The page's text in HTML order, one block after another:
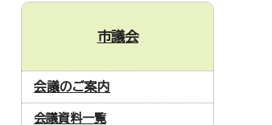
市議会
会議のご案内
会議資料一覧